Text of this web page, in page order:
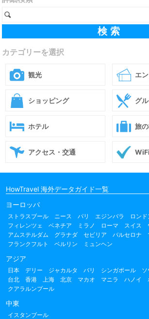
カテゴリーを選択
観光 エ
ショッピング グ
ホテル 旅
アクセス・交通 WiFi
HowTravel 海外データガイド一覧
ヨーロッパ
ストラスブール ニース パリ エジンバラ ロンド
フィレンツェ
ベネチア ミラノ ローマ スイス
アムステルダム
グラナダ セビリア バルセロナ
フランクフルト
ベルリン ミュンヘン
アジア
日本 デリー ジャカルタ バリ シンガポール ソ
台北
香港 上海 北京 マカオ マニラ ハノイ
クアラルンプール
中東
イスタンブール